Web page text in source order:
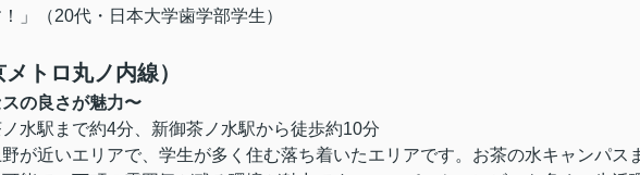
」
（20代・ 日本大学歯学部学生）
トロ丸ノ内線）
の良さが魅力〜
ノ水駅まで約4分、新御茶ノ水駅から徒歩約10分
が近いエリアで、学生が多く住む落ち着いたエリアです。お茶の水キャンパス